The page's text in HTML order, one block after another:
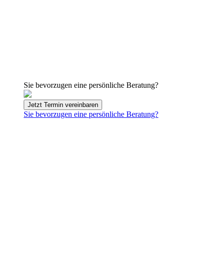
Sie bevorzugen eine persönliche Beratung?
Jetzt Termin vereinbaren
Sie bevorzugen eine persönliche Beratung?